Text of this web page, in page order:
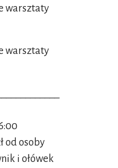
warsztaty
warsztaty
od osoby
i ołówek